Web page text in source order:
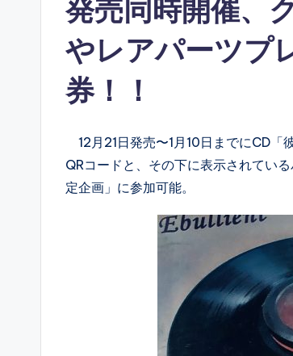
発売同時開催、
やレアパーツプ
券！！
12月21日発売〜1月10日までにCD「
QRコードと、その下に表示されてい
定企画」に参加可能。